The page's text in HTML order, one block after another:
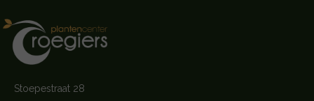
Stoepestraat 28